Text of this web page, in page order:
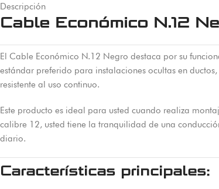
Descripción
Cable Económico N.12
El Cable Económico N.12 Negro destaca por su
estándar preferido para instalaciones ocultas en
resistente al uso continuo.
Este producto es ideal para usted cuando realiza
calibre 12, usted tiene la tranquilidad de una
diario.
Características principales: